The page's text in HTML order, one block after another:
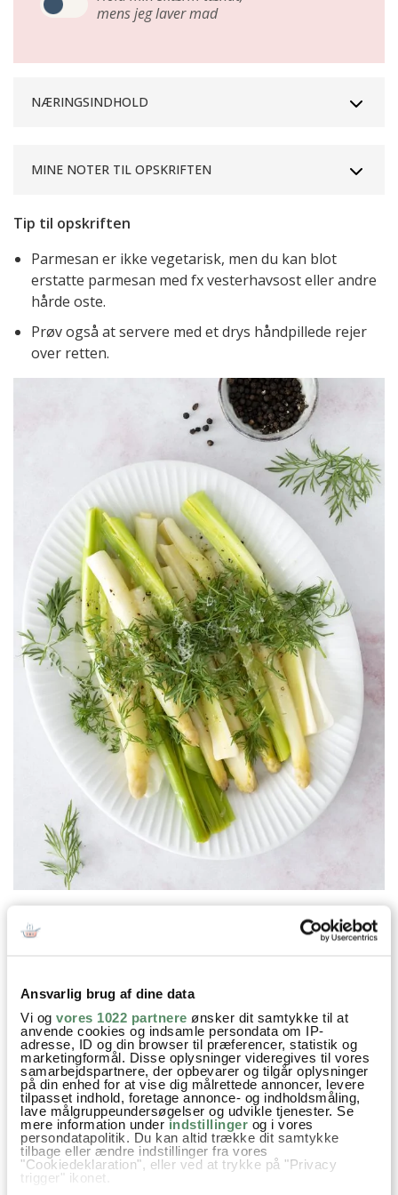
Ansvarlig brug af dine data
Vi og vores 1022 partnere ønsker dit samtykke til at
anvende cookies og indsamle persondata om IP-
adresse, ID og din browser til præferencer, statistik og
marketingformål. Disse oplysninger videregives til vores
samarbejdspartnere, der opbevarer og tilgår oplysninger
på din enhed for at vise dig målrettede annoncer, levere
tilpasset indhold, foretage annonce- og indholdsmåling,
lave målgruppeundersøgelser og udvikle tjenester. Se
mere information under indstillinger og i vores
persondatapolitik. Du kan altid trække dit samtykke
tilbage eller ændre indstillinger fra vores
"Cookiedeklaration", eller ved at trykke på "Privacy
trigger" ikonet.
mens jeg laver mad
NÆRINGSINDHOLD
MINE NOTER TIL OPSKRIFTEN
Tip til opskriften
Parmesan er ikke vegetarisk, men du kan blot
erstatte parmesan med fx vesterhavsost eller andre
hårde oste.
Prøv også at servere med et drys håndpillede rejer
over retten.
Prøv også
KNUSTE KARTOFLER MED
HVIDLØG OG PARMESAN
RAMSLØGSSALT